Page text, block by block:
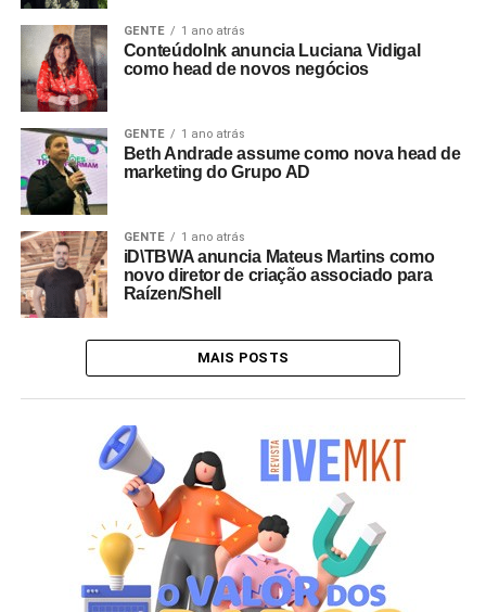
GENTE 1 ano atrás
ConteúdoInk anuncia Luciana Vidigal
como head de novos negócios
GENTE 1 ano atrás
Beth Andrade assume como nova head de
marketing do Grupo AD
GENTE 1 ano atrás
iD\TBWA anuncia Mateus Martins como
novo diretor de criação associado para
Raízen/Shell
MAIS POSTS